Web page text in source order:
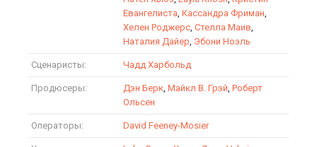
Евангелиста, Кассандра Фриман,
Хелен Роджерс, Стелла Маив,
Наталия Дайер, Эбони Ноэль
Сценаристы: Чадд Харбольд
Продюсеры: Дэн Берк, Майкл В. Грэй, Роберт
Ольсен
Операторы: David Feeney-Mosier